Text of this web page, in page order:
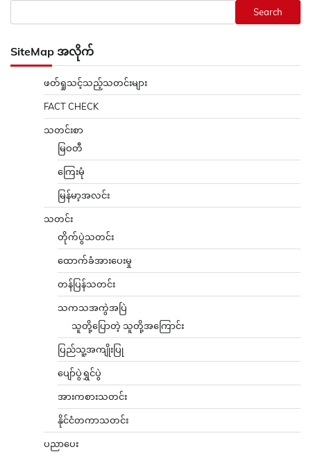
Search
SiteMap အလိုက်
ဖတ်ရှုသင့်သည့်သတင်းများ
FACT CHECK
သတင်းစာ
မြဝတီ
ကြေးမုံ
မြန်မာ့အလင်း
သတင်း
တိုက်ပွဲသတင်း
ထောက်ခံအားပေးမှု
တန်ပြန်သတင်း
သကသအကွဲအပြဲ
သူတို့ပြောတဲ့ သူတို့အကြောင်း
ပြည်သူ့အကျိုးပြု
ပျော်ပွဲရွှင်ပွဲ
အားကစားသတင်း
နိုင်ငံတကာသတင်း
ပညာပေး